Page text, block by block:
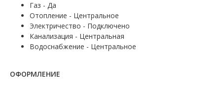
Газ - Да
Отопление - Центральное
Электричество - Подключено
Канализация - Центральная
Водоснабжение - Центральное
ОФОРМЛЕНИЕ